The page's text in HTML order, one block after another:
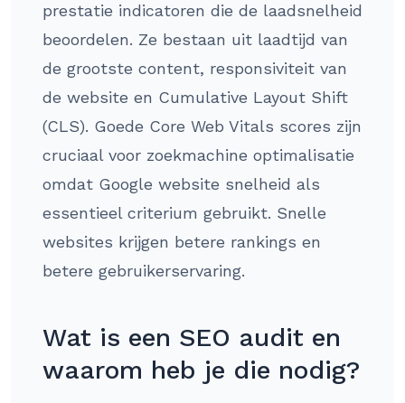
prestatie indicatoren die de laadsnelheid
beoordelen. Ze bestaan uit laadtijd van
de grootste content, responsiviteit van
de website en Cumulative Layout Shift
(CLS). Goede Core Web Vitals scores zijn
cruciaal voor zoekmachine optimalisatie
omdat Google website snelheid als
essentieel criterium gebruikt. Snelle
websites krijgen betere rankings en
betere gebruikerservaring.
Wat is een SEO audit en
waarom heb je die nodig?